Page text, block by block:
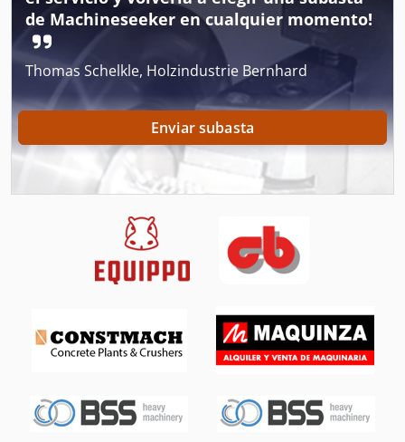
Equipo De Taller
Excavadora Industrial
Generador De
Herramienta De Máquina
Herramientas De Mano
Instrucciones De Programación
Lotes De Accesorios
Máquina De La Construcción
Otros Accesorios
Piezas De Recambio
Piezas De Repuesto
de Machineseeker en cualquier momento!
Thomas Schelkle, Holzindustrie Bernhard
Enviar subasta